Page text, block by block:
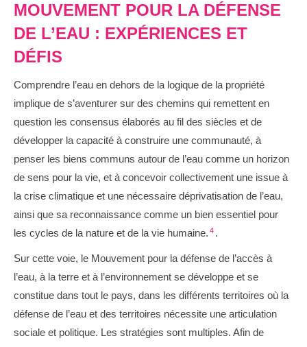
MOUVEMENT POUR LA DÉFENSE
DE L’EAU : EXPÉRIENCES ET
DÉFIS
Comprendre l’eau en dehors de la logique de la propriété
implique de s’aventurer sur des chemins qui remettent en
question les consensus élaborés au fil des siècles et de
développer la capacité à construire une communauté, à
penser les biens communs autour de l’eau comme un horizon
de sens pour la vie, et à concevoir collectivement une issue à
la crise climatique et une nécessaire déprivatisation de l’eau,
ainsi que sa reconnaissance comme un bien essentiel pour
les cycles de la nature et de la vie humaine. 4 .
Sur cette voie, le Mouvement pour la défense de l’accès à
l’eau, à la terre et à l’environnement se développe et se
constitue dans tout le pays, dans les différents territoires où la
défense de l’eau et des territoires nécessite une articulation
sociale et politique. Les stratégies sont multiples. Afin de